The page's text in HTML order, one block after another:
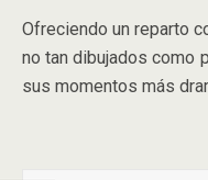
Ofreciendo un reparto
no tan dibujados como
sus momentos más